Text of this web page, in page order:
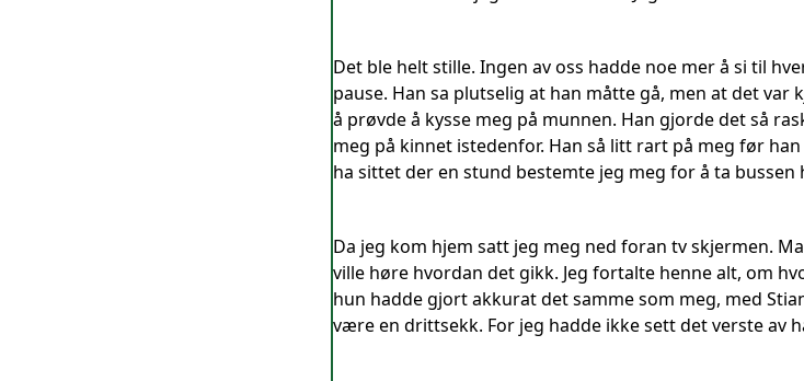
Det ble helt stille. Ingen av oss hadde noe mer å si til
pause. Han sa plutselig at han måtte gå, men at det
å prøvde å kysse meg på munnen. Han gjorde det så
meg på kinnet istedenfor. Han så litt rart på meg før
ha sittet der en stund bestemte jeg meg for å ta bussen
Da jeg kom hjem satt jeg meg ned foran tv skjermen.
ville høre hvordan det gikk. Jeg fortalte henne alt, om
hun hadde gjort akkurat det samme som meg, med
være en drittsekk. For jeg hadde ikke sett det verste av